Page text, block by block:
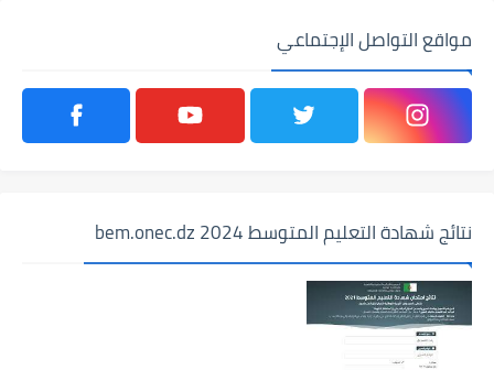
مواقع التواصل الإجتماعي
نتائج شهادة التعليم المتوسط 2024 bem.onec.dz